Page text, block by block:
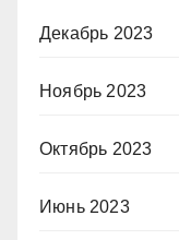
Декабрь 2023
Ноябрь 2023
Октябрь 2023
Июнь 2023